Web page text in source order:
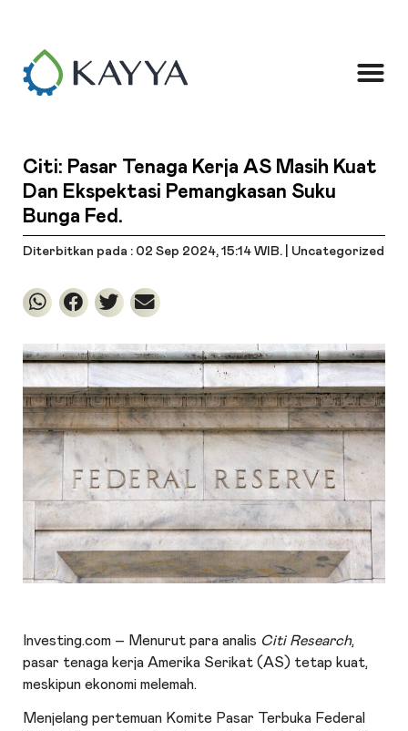
Citi: Pasar Tenaga Kerja AS Masih Kuat
Dan Ekspektasi Pemangkasan Suku
Bunga Fed.
Diterbitkan pada : 02 Sep 2024, 15:14 WIB. | Uncategorized
Investing.com – Menurut para analis Citi Research,
pasar tenaga kerja Amerika Serikat (AS) tetap kuat,
meskipun ekonomi melemah.
Menjelang pertemuan Komite Pasar Terbuka Federal